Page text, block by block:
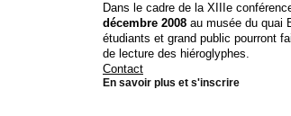
Dans le cadre de la XIIIe
décembre 2008 au musée du quai
étudiants et grand public pourront
de lecture des hiéroglyphes.
Contact
En savoir plus et s'inscrire